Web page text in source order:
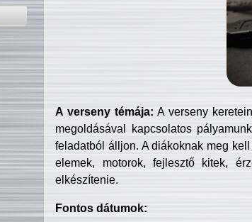
A verseny témája: A verseny
megoldásával kapcsolatos
feladatból álljon. A diákoknak meg
elemek, motorok, fejlesztő kitek,
elkészítenie.
Fontos dátumok: